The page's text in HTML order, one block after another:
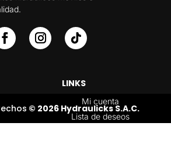
LINKS
Mi cuenta
Lista de deseos
© 2026 Hydraulicks S.A.C.